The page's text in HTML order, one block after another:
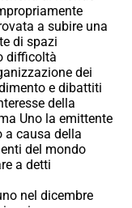
a subire una
di spazi
difficoltà
dei
e dibattiti
della
Uno la emittente
a causa della
del mondo
a detti
nel dicembre